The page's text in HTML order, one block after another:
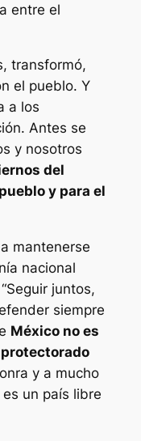
entre el
transformó,
el pueblo. Y
a los
Antes se
y nosotros
del
y para el
mantenerse
nacional
juntos,
siempre
México no es
y a mucho
un país libre